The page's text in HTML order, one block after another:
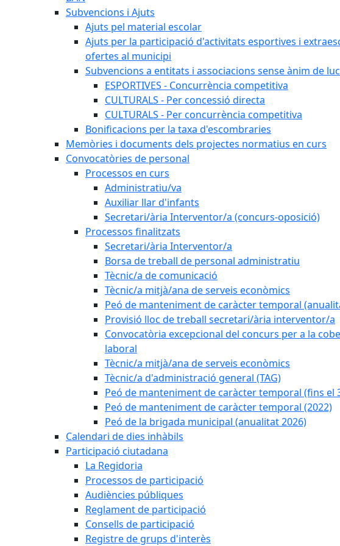
Subvencions i Ajuts
Ajuts pel material escolar
Ajuts per la participació d'activitats esportives i
ofertes al municipi
Subvencions a entitats i associacions sense ànim de
ESPORTIVES - Concurrència competitiva
CULTURALS - Per concessió directa
CULTURALS - Per concurrència competitiva
Bonificacions per la taxa d'escombraries
Memòries i documents dels projectes normatius en curs
Convocatòries de personal
Processos en curs
Administratiu/va
Auxiliar llar d'infants
Secretari/ària Interventor/a (concurs-oposició)
Processos finalitzats
Secretari/ària Interventor/a
Borsa de treball de personal administratiu
Tècnic/a de comunicació
Tècnic/a mitjà/ana de serveis econòmics
Peó de manteniment de caràcter temporal
Provisió lloc de treball secretari/ària interventor/a
Convocatòria excepcional del concurs per a la
laboral
Tècnic/a mitjà/ana de serveis econòmics
Tècnic/a d'administració general (TAG)
Peó de manteniment de caràcter temporal (fins el
Peó de manteniment de caràcter temporal (2022)
Peó de la brigada municipal (anualitat 2026)
Calendari de dies inhàbils
Participació ciutadana
La Regidoria
Processos de participació
Audiències públiques
Reglament de participació
Consells de participació
Registre de grups d'interès